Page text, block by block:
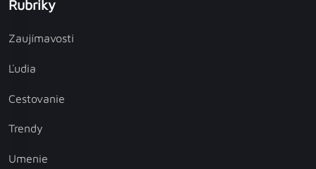
Rubriky
Zaujímavosti
Ľudia
Cestovanie
Trendy
Umenie